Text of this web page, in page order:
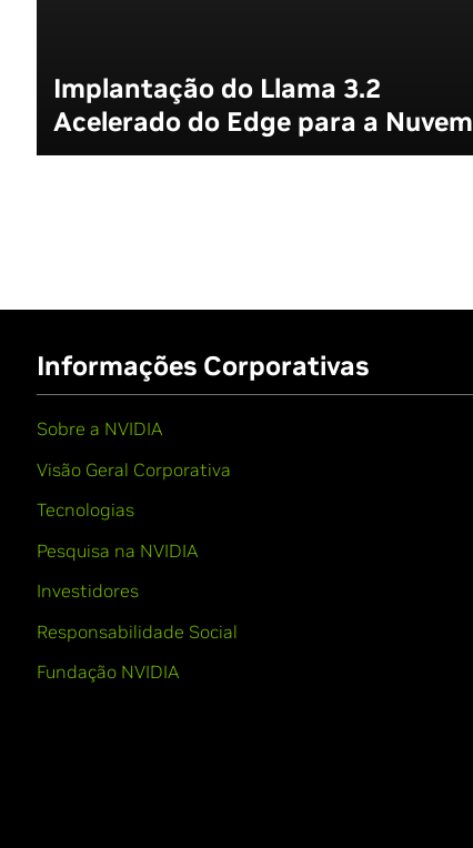
Implantação do Llama 3.2
Acelerado do Edge para a Nuvem
Informações Corporativas
Sobre a NVIDIA
Visão Geral Corporativa
Tecnologias
Pesquisa na NVIDIA
Investidores
Responsabilidade Social
Fundação NVIDIA